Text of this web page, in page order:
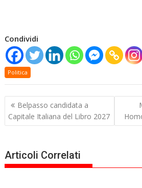
Condividi
Politica
Navigazione
articoli
Belpasso candidata a
Capitale Italiana del Libro 2027
Articoli Correlati